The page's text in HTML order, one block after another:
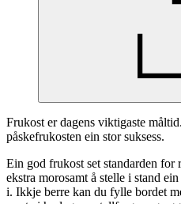
Frukost er dagens viktigaste
påskefrukosten ein stor suksess.
Ein god frukost set standarden for
ekstra morosamt å stelle i stand
i. Ikkje berre kan du fylle bordet